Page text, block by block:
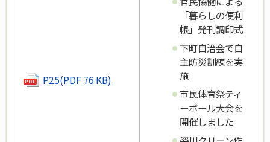
P25(PDF 76 KB)
「暮らしの便利
帳」発刊調印式
下町自治会で自
主防災訓練を実
施
市民体育祭ティ
ーボール大会を
開催しました